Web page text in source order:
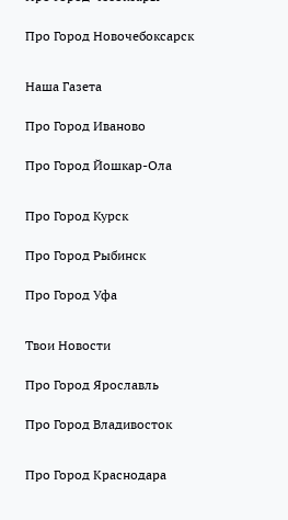
Про Город Новочебоксарск
Наша Газета
Про Город Иваново
Про Город Йошкар-Ола
Про Город Курск
Про Город Рыбинск
Про Город Уфа
Твои Новости
Про Город Ярославль
Про Город Владивосток
Про Город Краснодара